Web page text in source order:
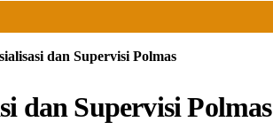
dan Supervisi Polmas
dan Supervisi Polmas